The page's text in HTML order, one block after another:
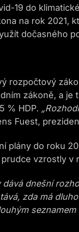
19 do
na rok 2021,
dočasného
rozpočtový
zákoně, a je
% HDP.
Fuest,
plány do roku
vzrostly v
dnešní
zda má